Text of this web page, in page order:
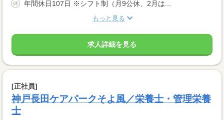
年間休日107日 ※シフト制（月9公休、2月は...
もっと見る
求人詳細を見る
[正社員]
神戸長田ケアパークそよ風／栄養士・管理栄養
士